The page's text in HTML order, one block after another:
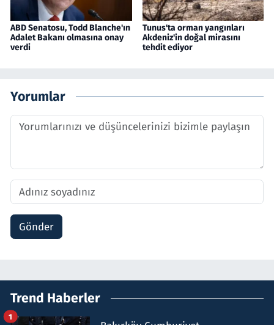
ABD Senatosu, Todd Blanche'ın
Adalet Bakanı olmasına onay
verdi
Tunus'ta orman yangınları
Akdeniz'in doğal mirasını
tehdit ediyor
Yorumlar
Gönder
Trend Haberler
1